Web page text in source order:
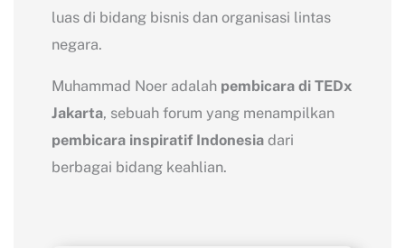
luas di bidang bisnis dan organisasi lintas
negara.
Muhammad Noer adalahpembicara di TEDx
Jakarta, sebuah forum yang menampilkan
pembicara inspiratif Indonesiadari
berbagai bidang keahlian.